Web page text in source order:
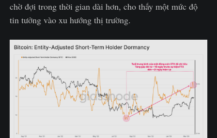
chờ đợi trong thời gian dài hơn, cho thấy một mức độ
tin tưởng vào xu hướng thị trường.